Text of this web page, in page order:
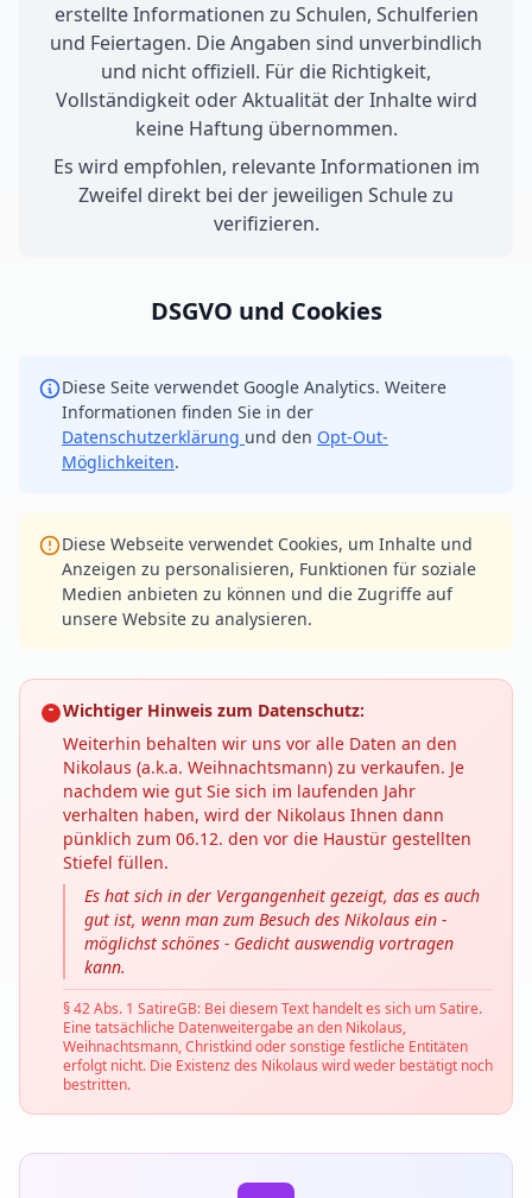
erstellte Informationen zu Schulen, Schulferien
und Feiertagen. Die Angaben sind unverbindlich
und nicht offiziell. Für die Richtigkeit,
Vollständigkeit oder Aktualität der Inhalte wird
keine Haftung übernommen.
Es wird empfohlen, relevante Informationen im
Zweifel direkt bei der jeweiligen Schule zu
verifizieren.
DSGVO und Cookies
Diese Seite verwendet Google Analytics. Weitere
Informationen finden Sie in der
Datenschutzerklärung und den Opt-Out-
Möglichkeiten.
Diese Webseite verwendet Cookies, um Inhalte und
Anzeigen zu personalisieren, Funktionen für soziale
Medien anbieten zu können und die Zugriffe auf
unsere Website zu analysieren.
Wichtiger Hinweis zum Datenschutz:
Weiterhin behalten wir uns vor alle Daten an den
Nikolaus (a.k.a. Weihnachtsmann) zu verkaufen. Je
nachdem wie gut Sie sich im laufenden Jahr
verhalten haben, wird der Nikolaus Ihnen dann
pünklich zum 06.12. den vor die Haustür gestellten
Stiefel füllen.
Es hat sich in der Vergangenheit gezeigt, das es auch
gut ist, wenn man zum Besuch des Nikolaus ein -
möglichst schönes - Gedicht auswendig vortragen
kann.
§ 42 Abs. 1 SatireGB: Bei diesem Text handelt es sich um Satire.
Eine tatsächliche Datenweitergabe an den Nikolaus,
Weihnachtsmann, Christkind oder sonstige festliche Entitäten
erfolgt nicht. Die Existenz des Nikolaus wird weder bestätigt noch
bestritten.